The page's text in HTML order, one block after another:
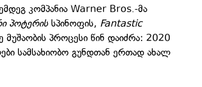
კომპანია Warner Bros.-მა
პოტერისსპინოფის, Fantastic
მუშაობის პროცესი წინ დაიძრა: 2020
სამსახიობო გუნდთან ერთად ახალ